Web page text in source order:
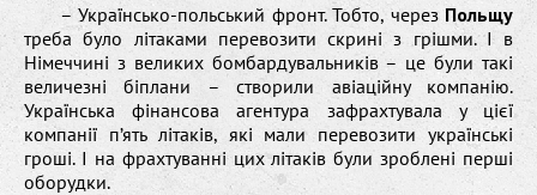
– Українсько-польський фронт. Тобто, через Польщу
треба було літаками перевозити скрині з грішми. І в
Німеччині з великих бомбардувальників – це були такі
величезні біплани – створили авіаційну компанію.
Українська фінансова агентура зафрахтувала у цієї
компанії п’ять літаків, які мали перевозити українські
гроші. І на фрахтуванні цих літаків були зроблені перші
оборудки.